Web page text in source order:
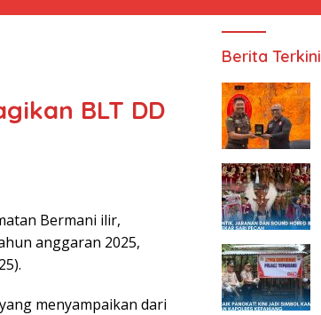
BLT DD
Bermani ilir,
anggaran 2025,
menyampaikan dari
Berita Terkini